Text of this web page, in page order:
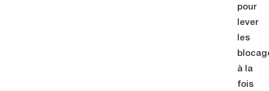
pour
lever
les
à la
fois